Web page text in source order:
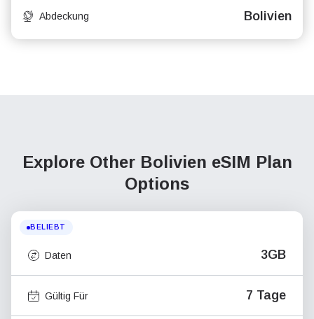
Abdeckung Bolivien
Explore Other Bolivien eSIM Plan
Options
BELIEBT
Daten 3GB
Gültig Für 7 Tage